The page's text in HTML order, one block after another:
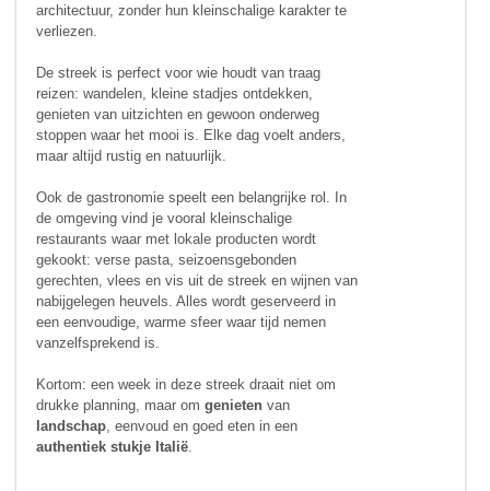
architectuur, zonder hun kleinschalige karakter te
verliezen.
De streek is perfect voor wie houdt van traag
reizen: wandelen, kleine stadjes ontdekken,
genieten van uitzichten en gewoon onderweg
stoppen waar het mooi is. Elke dag voelt anders,
maar altijd rustig en natuurlijk.
Ook de gastronomie speelt een belangrijke rol. In
de omgeving vind je vooral kleinschalige
restaurants waar met lokale producten wordt
gekookt: verse pasta, seizoensgebonden
gerechten, vlees en vis uit de streek en wijnen van
nabijgelegen heuvels. Alles wordt geserveerd in
een eenvoudige, warme sfeer waar tijd nemen
vanzelfsprekend is.
Kortom: een week in deze streek draait niet om
drukke planning, maar omgenieten van
landschap, eenvoud en goed eten in een
authentiek stukje Italië.